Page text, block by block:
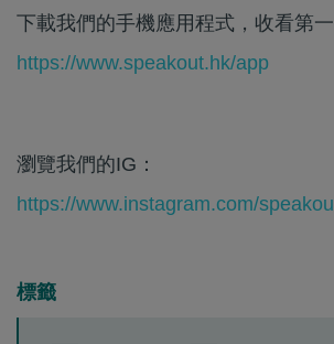
下載我們的手機應用程式，收看第一
https://www.speakout.hk/app
瀏覽我們的IG：
https://www.instagram.com/
標籤